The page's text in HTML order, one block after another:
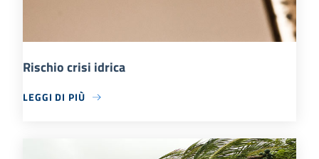
Rischio crisi idrica
LEGGI DI PIÙ